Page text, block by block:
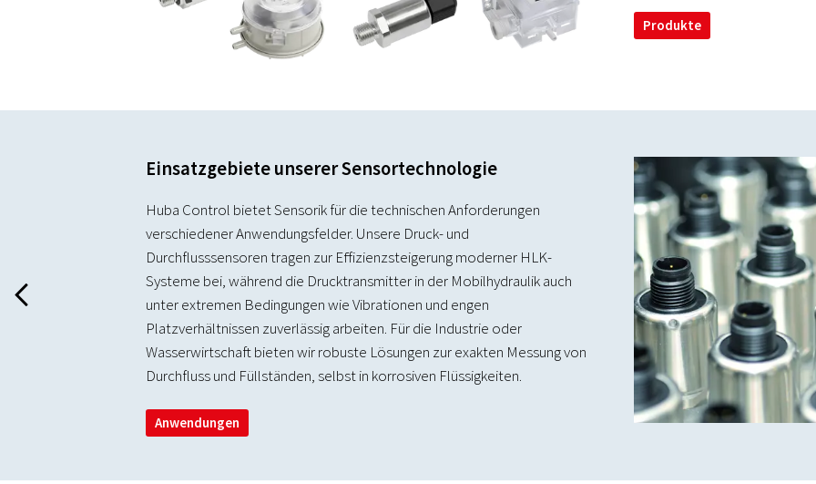
Produkte
H
Einsatzgebiete unserer Sensortechnologie
Huba Control bietet Sensorik für die technischen Anforderungen
verschiedener Anwendungsfelder. Unsere Druck- und
Durchflusssensoren tragen zur Effizienzsteigerung moderner HLK-
Systeme bei, während die Drucktransmitter in der Mobilhydraulik auch
unter extremen Bedingungen wie Vibrationen und engen
Platzverhältnissen zuverlässig arbeiten. Für die Industrie oder
Wasserwirtschaft bieten wir robuste Lösungen zur exakten Messung von
Durchfluss und Füllständen, selbst in korrosiven Flüssigkeiten.
Anwendungen